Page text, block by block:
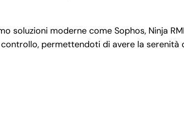
soluzioni moderne come Sophos, Ninja
permettendoti di avere la